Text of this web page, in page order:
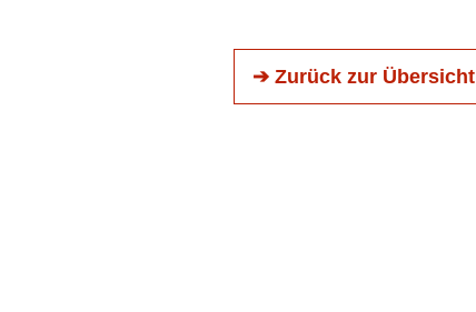
➔ Zurück zur Übersicht